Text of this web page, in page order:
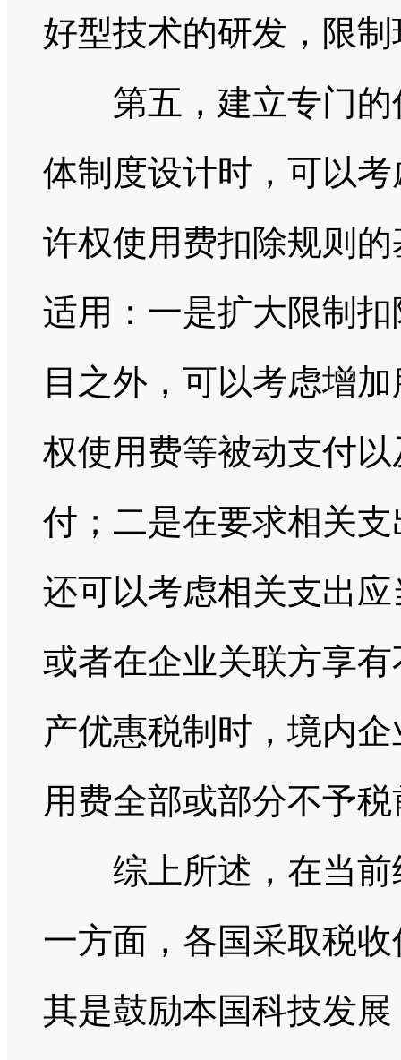
好型技术的研发，限
第五，建立专门的
体制度设计时，可以
许权使用费扣除规则
适用：一是扩大限制
目之外，可以考虑增
权使用费等被动支付
付；二是在要求相关
还可以考虑相关支出
或者在企业关联方享
产优惠税制时，境内
用费全部或部分不予
综上所述，在当前
一方面，各国采取税
其是鼓励本国科技发